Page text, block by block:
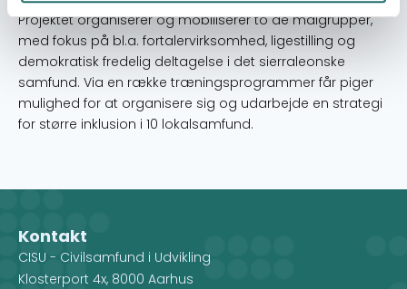
Projektet organiserer og mobiliserer to de målgrupper,
med fokus på bl.a. fortalervirksomhed, ligestilling og
demokratisk fredelig deltagelse i det sierraleonske
samfund. Via en række træningsprogrammer får piger
mulighed for at organisere sig og udarbejde en strategi
for større inklusion i 10 lokalsamfund.
Kontakt
CISU - Civilsamfund i Udvikling
Klosterport 4x, 8000 Aarhus